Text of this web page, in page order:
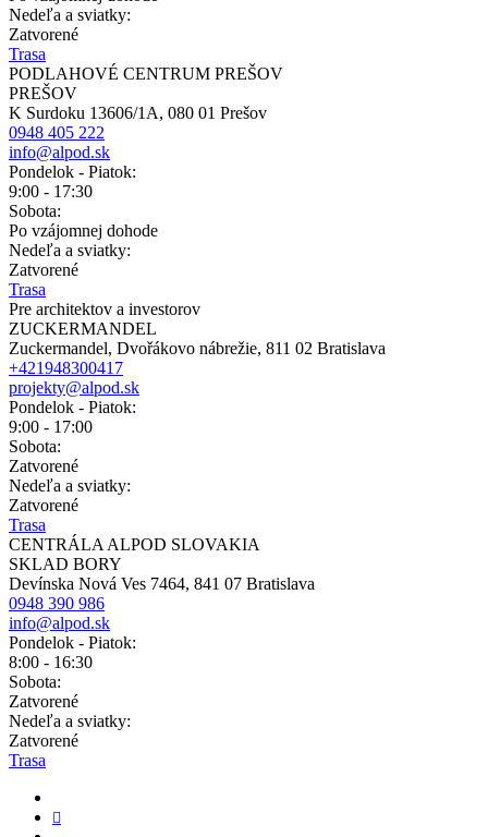
Nedeľa a sviatky:
Zatvorené
Trasa
PODLAHOVÉ CENTRUM PREŠOV
PREŠOV
K Surdoku 13606/1A, 080 01 Prešov
0948 405 222
info@alpod.sk
Pondelok - Piatok:
9:00 - 17:30
Sobota:
Po vzájomnej dohode
Nedeľa a sviatky:
Zatvorené
Trasa
Pre architektov a investorov
ZUCKERMANDEL
Zuckermandel, Dvořákovo nábrežie, 811 02 Bratislava
+421948300417
projekty@alpod.sk
Pondelok - Piatok:
9:00 - 17:00
Sobota:
Zatvorené
Nedeľa a sviatky:
Zatvorené
Trasa
CENTRÁLA ALPOD SLOVAKIA
SKLAD BORY
Devínska Nová Ves 7464, 841 07 Bratislava
0948 390 986
info@alpod.sk
Pondelok - Piatok:
8:00 - 16:30
Sobota:
Zatvorené
Nedeľa a sviatky:
Zatvorené
Trasa